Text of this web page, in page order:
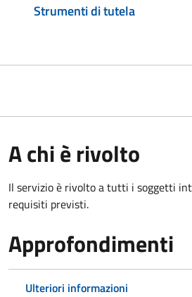
Strumenti di tutela
A chi è rivolto
Il servizio è rivolto a tutti i soggetti
requisiti previsti.
Approfondimenti
Ulteriori informazioni